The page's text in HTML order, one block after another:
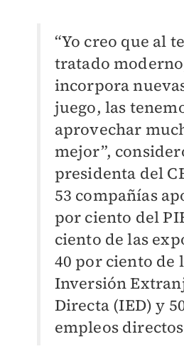
“Yo creo que al
tratado
incorpora
juego, las
aprovechar
mejor”,
presidenta del
53 compañías
por ciento del
ciento de las
40 por ciento de
Inversión
Directa (IED) y
empleos